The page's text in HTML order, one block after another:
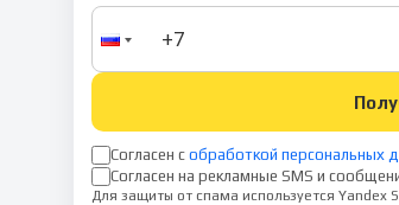
Согласен с обработкой персональных
Согласен на рекламные SMS и
Для защиты от спама используется